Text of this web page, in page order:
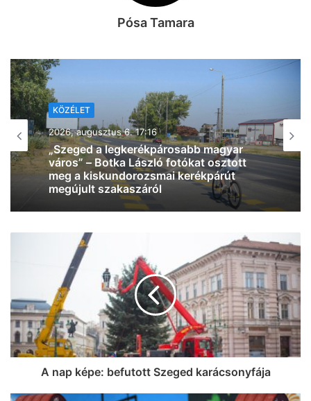
Pósa Tamara
2026, augusztus 6. 12:28
Kiderült, mikor választ új köztársasági
elnököt az Országgyűlés
A nap képe: befutott Szeged karácsonyfája